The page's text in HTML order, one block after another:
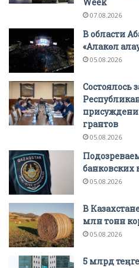
07.08.2026
В области
«Алакөл
05.08.2026
Состоялось
грантов
05.08.2026
банковских
05.08.2026
В
млн тонн
05.08.2026
5 млрд